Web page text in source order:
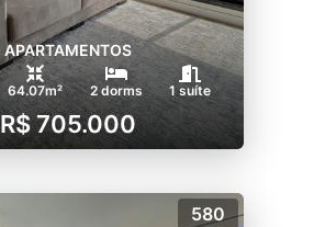
APARTAMENTOS
64.07m² 2 dorms 1 suíte
R$ 705.000
580